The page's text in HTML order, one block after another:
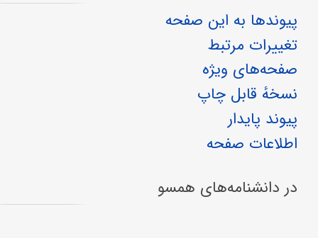
پیوندها به این صفحه
تغییرات مرتبط
صفحه‌های ویژه
نسخهٔ قابل چاپ
پیوند پایدار
اطلاعات صفحه
در دانشنامه‌های همسو